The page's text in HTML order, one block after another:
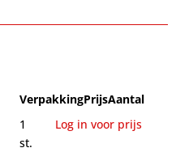
VerpakkingPrijsAantal
1
st.
Log in voor prijs